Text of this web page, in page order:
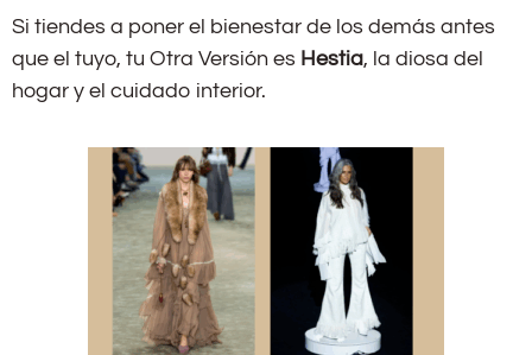
Si tiendes a poner el bienestar de los demás antes
que el tuyo, tu Otra Versión es Hestia, la diosa del
hogar y el cuidado interior.